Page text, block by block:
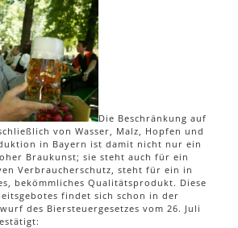
Die Beschränkung auf
von Wasser, Malz, Hopfen und
in Bayern ist damit nicht nur ein
Braukunst; sie steht auch für ein
Verbraucherschutz, steht für ein in
bekömmliches Qualitätsprodukt. Diese
findet sich schon in der
des Biersteuergesetzes vom 26. Juli